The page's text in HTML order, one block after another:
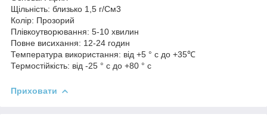
Щільність: близько 1,5 г/См3
Колір: Прозорий
Плівкоутворювання: 5-10 хвилин
Повне висихання: 12-24 годин
Температура використання: від +5 ° с до +35℃
Термостійкість: від -25 ° с до +80 ° с
Приховати